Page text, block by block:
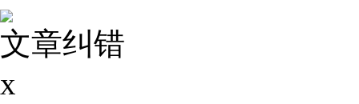
文章纠错
x